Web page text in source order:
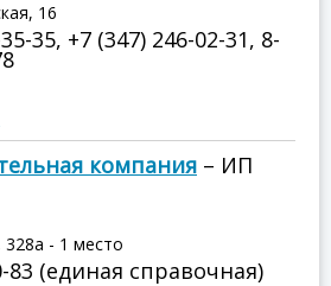
16
35, +7 (347) 246-02-31, 8-
компания – ИП
- 1 место
83 (единая справочная)